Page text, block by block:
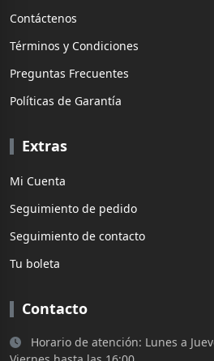
Contáctenos
Términos y Condiciones
Preguntas Frecuentes
Políticas de Garantía
Extras
Mi Cuenta
Seguimiento de pedido
Seguimiento de contacto
Tu boleta
Contacto
Horario de atención: Lunes a